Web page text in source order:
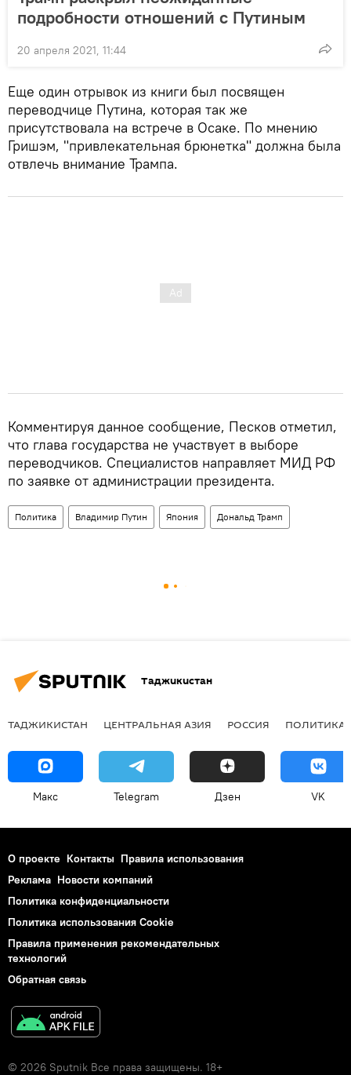
подробности отношений с Путиным
20 апреля 2021, 11:44
Еще один отрывок из книги был посвящен
переводчице Путина, которая так же
присутствовала на встрече в Осаке. По мнению
Гришэм, "привлекательная брюнетка" должна была
отвлечь внимание Трампа.
Комментируя данное сообщение, Песков отметил,
что глава государства не участвует в выборе
переводчиков. Специалистов направляет МИД РФ
по заявке от администрации президента.
Политика Владимир Путин Япония Дональд Трамп
Таджикистан
ТАДЖИКИСТАН ЦЕНТРАЛЬНАЯ АЗИЯ РОССИЯ ПОЛИТИКА
Макс Telegram Дзен VK
О проекте Контакты Правила использования
Реклама Новости компаний
Политика конфиденциальности
Политика использования Cookie
Правила применения рекомендательных
технологий
Обратная связь
© 2026 Sputnik Все права защищены. 18+